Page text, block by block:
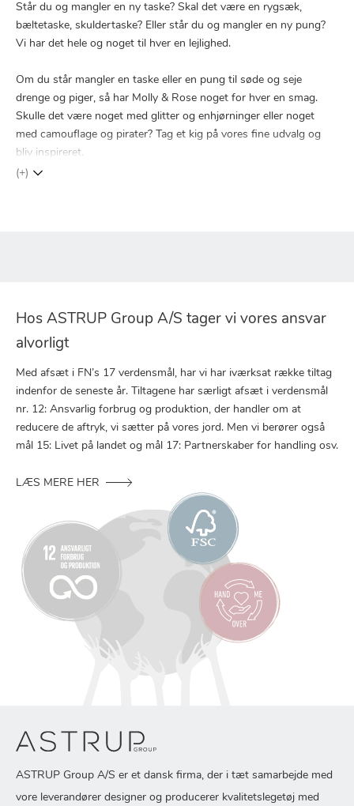
Står du og mangler en ny taske? Skal det være en rygsæk,
bæltetaske, skuldertaske? Eller står du og mangler en ny pung?
Vi har det hele og noget til hver en lejlighed.
Om du står mangler en taske eller en pung til søde og seje
drenge og piger, så har Molly & Rose noget for hver en smag.
Skulle det være noget med glitter og enhjørninger eller noget
med camouflage og pirater? Tag et kig på vores fine udvalg og
bliv inspireret.
(+)
Hos ASTRUP Group A/S tager vi vores ansvar
alvorligt
Med afsæt i FN’s 17 verdensmål, har vi har iværksat række tiltag
indenfor de seneste år. Tiltagene har særligt afsæt i verdensmål
nr. 12: Ansvarlig forbrug og produktion, der handler om at
reducere de aftryk, vi sætter på vores jord. Men vi berører også
mål 15: Livet på landet og mål 17: Partnerskaber for handling osv.
LÆS MERE HER
ASTRUP Group A/S er et dansk firma, der i tæt samarbejde med
vore leverandører designer og producerer kvalitetslegetøj med